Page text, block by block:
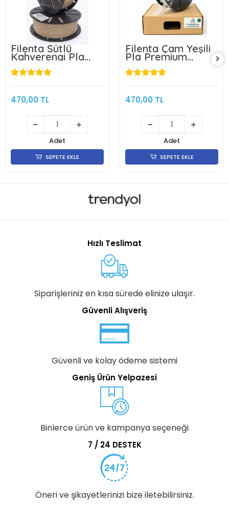
Filenta Sütlü
Kahverengi Pla
Premium Filament
1.75mm 1Kg
470,00 TL
Adet
SEPETE EKLE
Filenta Çam Yeşili
Pla Premium
Filament 1.75mm
1Kg
470,00 TL
Adet
SEPETE EKLE
Hızlı Teslimat
Siparişleriniz en kısa sürede elinize ulaşır.
Güvenli Alışveriş
Güvenli ve kolay ödeme sistemi
Geniş Ürün Yelpazesi
Binlerce ürün ve kampanya seçeneği
7 / 24 DESTEK
Öneri ve şikayetlerinizi bize iletebilirsiniz.